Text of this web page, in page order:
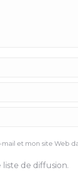
et mon site Web
de diffusion.